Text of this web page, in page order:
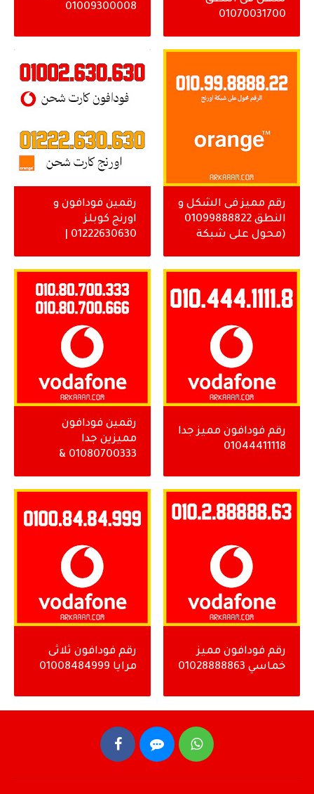
01070031700
01009300008
رقم مميز فى الشكل و
النطق 01099888822
(محول على شبكة
رقمين فودافون و
اورنج كوبلز
رقم فودافون مميز جدا
01044411118
رقمين فودافون
مميزين جدا
01080700333 &
رقم فودافون مميز
خماسي 01028888863
رقم فودافون ثلاثى
مرايا 01008484999